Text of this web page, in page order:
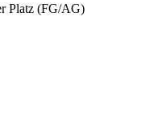
Platz (FG/AG)